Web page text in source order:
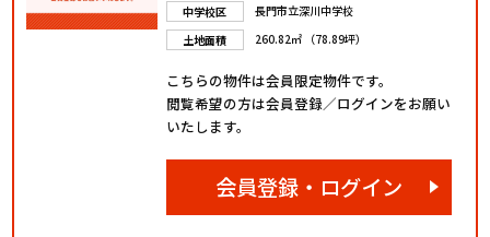
中学校区
長門市立深川中学校
土地面積
260.82㎡ （78.89坪）
こちらの物件は会員限定物件です。
閲覧希望の方は会員登録／ログインをお願い
いたします。
会員登録・ログイン